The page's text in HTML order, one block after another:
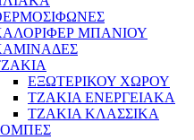
ΜΠΑΝΙΟΥ
ΕΞΩΤΕΡΙΚΟΥ ΧΩΡΟΥ
ΤΖΑΚΙΑ ΕΝΕΡΓΕΙΑΚΑ
ΤΖΑΚΙΑ ΚΛΑΣΣΙΚΑ